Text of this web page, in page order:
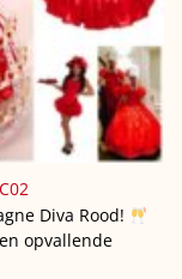
Diva Rood!
opvallende